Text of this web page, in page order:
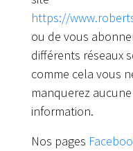
https://
ou de vous
différents réseaux
comme cela vous
manquerez aucune
information.
Nos pages